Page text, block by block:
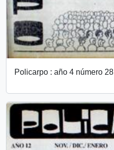
Policarpo : año 4 número 28